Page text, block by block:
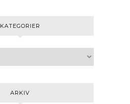
KATEGORIER
ARKIV